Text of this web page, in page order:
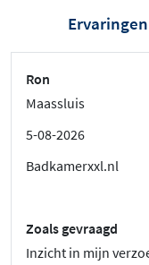
Ron
Maassluis
5-08-2026
Badkamerxxl.nl
Zoals gevraagd
Inzicht in mijn